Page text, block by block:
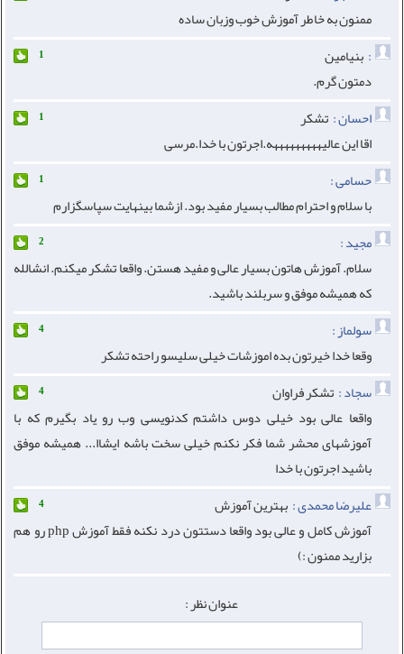
ممنون به خاطر آموزش خوب وزبان ساده
: بنیامین 1
دمتون گرم.
احسان : تشکر 1
اقا این عالیهههههههههه.اجرتون با خدا.مرسی
حسامی :
1
با سلام و احترام مطالب بسیار مفید بود. ازشما بینهایت سپاسگزارم
مجید :
2
سلام. آموزش هاتون بسیار عالی و مفید هستن. واقعا تشکر میکنم. انشالله
که همیشه موفق و سربلند باشید.
سولماز :
4
وقعا خدا خیرتون بده اموزشات خیلی سلیسو راحته تشکر
سجاد : تشکر فراوان 4
واقعا عالی بود خیلی دوس داشتم کدنویسی وب رو یاد بگیرم که با
آموزشهای محشر شما فکر نکنم خیلی سخت باشه ایشاا... همیشه موفق
باشید اجرتون با خدا
علیرضا محمدی : بهترین آموزش 4
آموزش کامل و عالی بود واقعا دستتون درد نکنه فقط آموزش php رو هم
بزارید ممنون :)
عنوان نظر :